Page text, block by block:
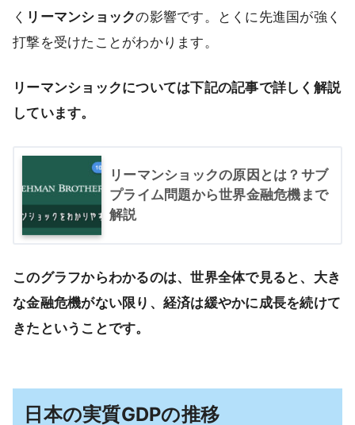
く リーマンショックの影響です。とくに先進国が強く
打撃を受けたことがわかります。
リーマンショックについては下記の記事で詳しく解説
しています。
リーマンショックの原因とは？サブ
プライム問題から世界金融危機まで
解説
このグラフからわかるのは、世界全体で見ると、大き
な金融危機がない限り、経済は緩やかに成長を続けて
きたということです。
日本の実質GDPの推移